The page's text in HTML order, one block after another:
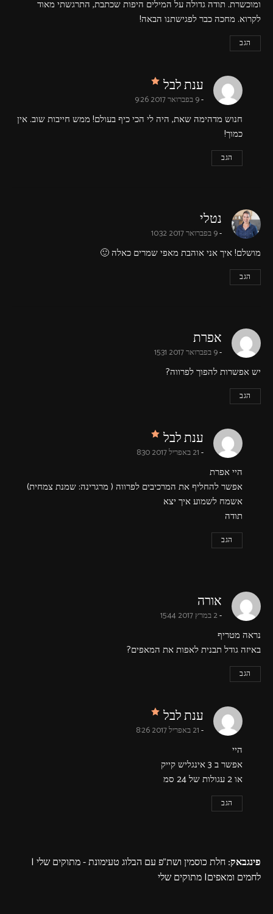
ומוכשרת. תודה גדולה על המילים היפות שכתבת, התרגשתי מאוד
לקרוא. מחכה כבר לפגישתנו הבאה!
הגב
ענת לבל says:
9 בפברואר 2017 9:26
חנוש מדהימה שאת, היה לי הכי כיף בעולם! ממש חייבות שוב. אין
כמוך!
הגב
נטליsays:
9 בפברואר 2017 10:32
מושלם! איך אני אוהבת מאפי שמרים כאלה 🙂
הגב
אפרתsays:
9 בפברואר 2017 15:31
יש אפשרות להפוך לפרווה?
הגב
ענת לבל says:
21 באפריל 2017 8:30
היי אפרת
אפשר להחליף את המרכיבים לפרווה ( מרגרינה: שמנת צמחית)
אשמח לשמוע איך יצא
תודה
הגב
אורה
2 במרץ 2017 15:44
נראה מטריף
באיזה גודל תבנית לאפות את המאפים?
הגב
ענת לבל says:
21 באפריל 2017 8:26
היי
אפשר ב 3 אינגליש קייק
או 2 עגולות של 24 סמ
הגב
פינגבאק:חלת כוסמין ושת"פ עם הבלוג טעימונת - מתוקים שלי |
לחמים ומאפים| מתוקים שלי